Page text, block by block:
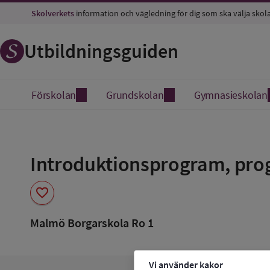
Vi använder kakor
Skolverkets information och vägledning för dig som ska välja
Utbildningsguiden
Förskolan Grundskolan Gymnasieskolan
Introduktionsprogram,
favorite
favorit
Malmö Borgarskola Ro 1